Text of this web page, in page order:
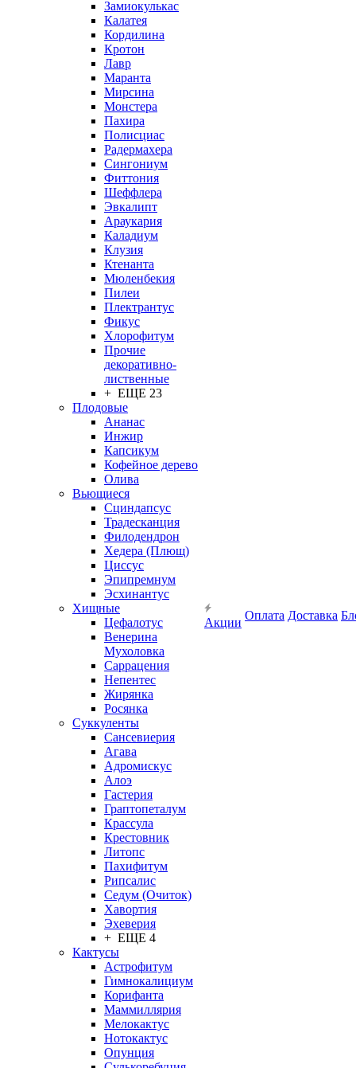
Замиокулькас
Калатея
Кордилина
Кротон
Лавр
Маранта
Мирсина
Монстера
Пахира
Полисциас
Радермахера
Сингониум
Фиттония
Шеффлера
Эвкалипт
Араукария
Каладиум
Клузия
Ктенанта
Мюленбекия
Пилеи
Плектрантус
Фикус
Хлорофитум
Прочие
декоративно-
лиственные
+ ЕЩЕ 23
Плодовые
Ананас
Инжир
Капсикум
Кофейное дерево
Олива
Вьющиеся
Сциндапсус
Традесканция
Филодендрон
Хедера (Плющ)
Циссус
Эпипремнум
Эсхинантус
Хищные
Цефалотус
Венерина
Мухоловка
Саррацения
Непентес
Жирянка
Росянка
Суккуленты
Сансевиерия
Агава
Адромискус
Алоэ
Гастерия
Граптопеталум
Крассула
Крестовник
Литопс
Пахифитум
Рипсалис
Седум (Очиток)
Хавортия
Эхеверия
+ ЕЩЕ 4
Кактусы
Астрофитум
Гимнокалициум
Корифанта
Маммиллярия
Мелокактус
Нотокактус
Опунция
Акции
Оплата Доставка